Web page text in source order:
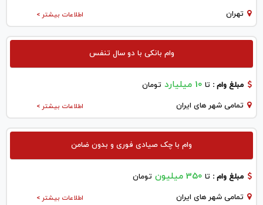
اطلاعات بیشتر > تهران
وام بانکی با دو سال تنفس
مبلغ وام : تا 10 میلیارد تومان
اطلاعات بیشتر > تمامی شهر های ایران
وام با چک صیادی فوری و بدون ضامن
مبلغ وام : تا 350 میلیون تومان
اطلاعات بیشتر > تمامی شهر های ایران